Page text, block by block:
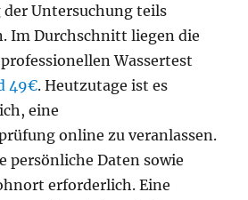
der Untersuchung teils
Im Durchschnitt liegen die
Wassertest
49€. Heutzutage ist es
eine
online zu veranlassen.
persönliche Daten sowie
erforderlich. Eine